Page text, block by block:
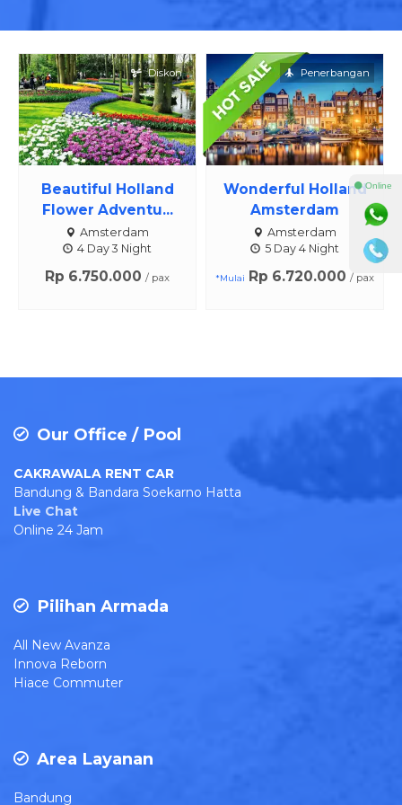
Beautiful Holland
Flower Adventu...
Amsterdam
4 Day 3 Night
Rp 6.750.000 / pax
Diskon
Wonderful Holland
Amsterdam
Amsterdam
5 Day 4 Night
*Mulai Rp 6.720.000 / pax
Penerbangan
Our Office / Pool
CAKRAWALA RENT CAR
Bandung & Bandara Soekarno Hatta
Live Chat
Online 24 Jam
Pilihan Armada
All New Avanza
Innova Reborn
Hiace Commuter
Area Layanan
Bandung
⚫ Online